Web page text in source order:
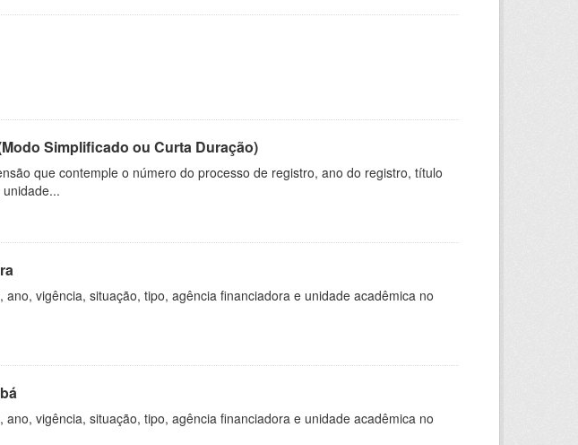
Simplificado ou Curta Duração)
que contemple o número do processo de registro, ano do registro, título
vigência, situação, tipo, agência financiadora e unidade acadêmica no
vigência, situação, tipo, agência financiadora e unidade acadêmica no